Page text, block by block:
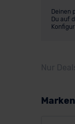
Deinen
Du auf
Nur
Marken